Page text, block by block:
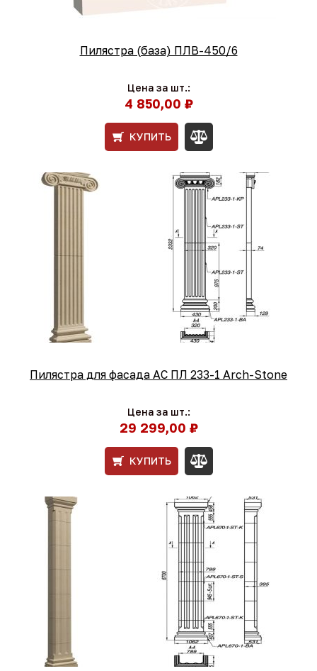
Пилястра (база) ПЛВ-450/6
Цена за шт.:
4 850,00 ₽
КУПИТЬ
Пилястра для фасада АС ПЛ 233-1 Arch-Stone
Цена за шт.:
29 299,00 ₽
КУПИТЬ